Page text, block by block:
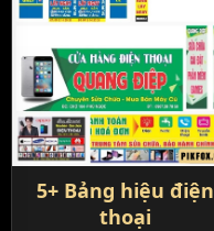
5+ Bảng hiệu điện
thoại